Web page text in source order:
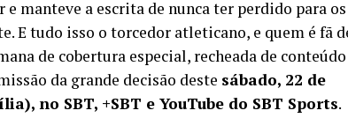
manteve a escrita de nunca ter perdido para os
E tudo isso o torcedor atleticano, e quem é fã
de cobertura especial, recheada de conteúdo
da grande decisão deste sábado, 22 de
no SBT, +SBT e YouTube do SBT Sports.